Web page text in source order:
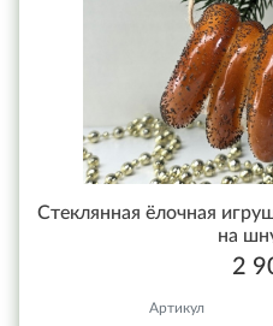
Стеклянная ёлочная
на
2
Артикул